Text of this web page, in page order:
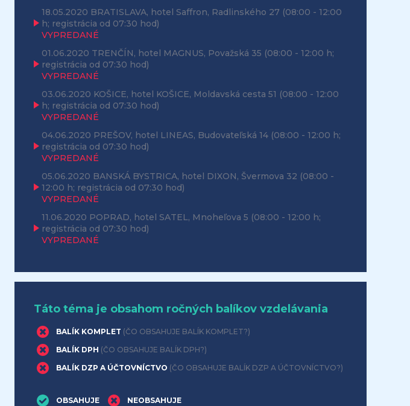
18.05.2020 BRATISLAVA, hotel Saffron, Radlinského 27 (08:00 - 12:00
h; registrácia od 07:30 hod)
VYPREDANÉ
01.06.2020 TRENČÍN, hotel MAGNUS, Považská 35 (08:00 - 12:00 h;
registrácia od 07:30 hod)
VYPREDANÉ
03.06.2020 KOŠICE, hotel KOŠICE, Moldavská cesta 51 (08:00 - 12:00
h; registrácia od 07:30 hod)
VYPREDANÉ
04.06.2020 PREŠOV, hotel LINEAS, Budovateľská 14 (08:00 - 12:00 h;
registrácia od 07:30 hod)
VYPREDANÉ
05.06.2020 BANSKÁ BYSTRICA, hotel DIXON, Švermova 32 (08:00 -
12:00 h; registrácia od 07:30 hod)
VYPREDANÉ
11.06.2020 POPRAD, hotel SATEL, Mnoheľova 5 (08:00 - 12:00 h;
registrácia od 07:30 hod)
VYPREDANÉ
Táto téma je obsahom ročných balíkov vzdelávania
BALÍK KOMPLET (ČO OBSAHUJE BALÍK KOMPLET?)
BALÍK DPH (ČO OBSAHUJE BALÍK DPH?)
BALÍK DZP A ÚČTOVNÍCTVO (ČO OBSAHUJE BALÍK DZP A ÚČTOVNÍCTVO?)
OBSAHUJE NEOBSAHUJE